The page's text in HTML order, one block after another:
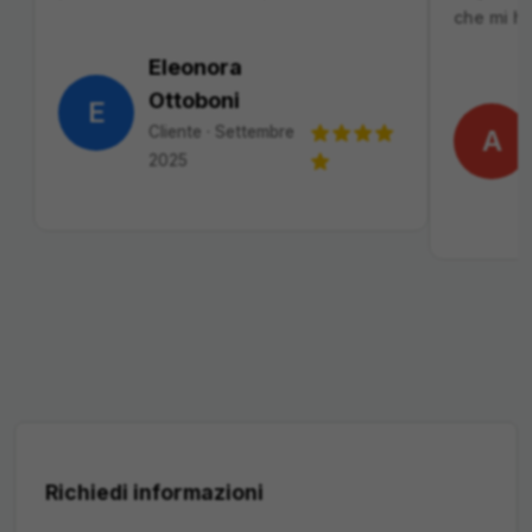
E
Eleonora
Ottoboni
Cliente
Settembre
2025
che mi
A
Richiedi informazioni